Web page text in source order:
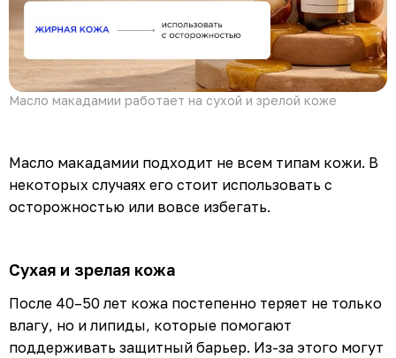
Масло макадамии работает на сухой и зрелой коже
Масло макадамии подходит не всем типам кожи. В
некоторых случаях его стоит использовать с
осторожностью или вовсе избегать.
Сухая и зрелая кожа
После 40–50 лет кожа постепенно теряет не только
влагу, но и липиды, которые помогают
поддерживать защитный барьер. Из-за этого могут